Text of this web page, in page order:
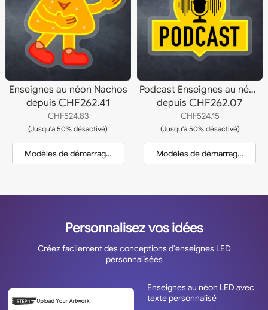
Enseignes au néon Nachos
depuis CHF262.41
CHF524.83
(Jusqu'à 50% désactivé)
Modèles de démarrage et devis
Podcast Enseignes au néon
depuisCHF262.07
CHF524.15
(Jusqu'à 50% désactivé)
Modèles de démarrage et
Personnalisez vos idées
Créez facilement des conceptions d'enseignes LED
personnalisées
Enseignes au néon LED avec
texte personnalisé